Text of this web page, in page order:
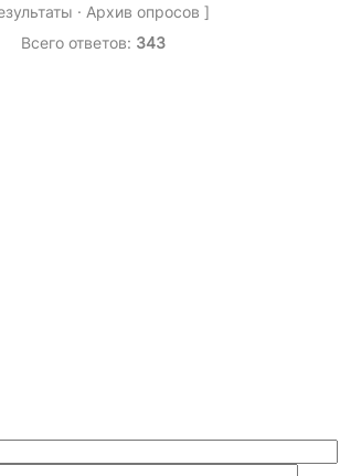
· Архив опросов ]
Всего ответов: 343